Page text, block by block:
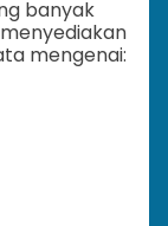
banyak
mengenai: